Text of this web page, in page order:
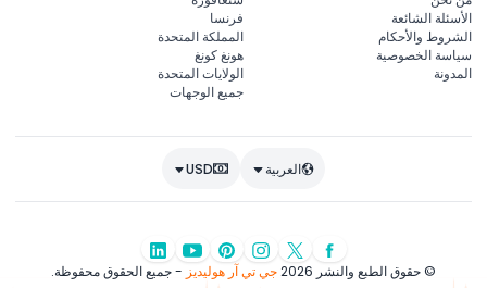
الأسئلة الشائعة
الشروط والأحكام
سياسة الخصوصية
المدونة
فرنسا
المملكة المتحدة
هونغ كونغ
الولايات المتحدة
جميع الوجهات
العربية USD
© حقوق الطبع والنشر 2026 جي تي آر هوليديز - جميع الحقوق محفوظة.